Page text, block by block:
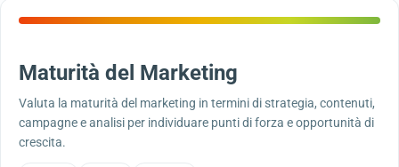
Maturità del Marketing
Valuta la maturità del marketing in termini di strategia, contenuti,
campagne e analisi per individuare punti di forza e opportunità di
crescita.